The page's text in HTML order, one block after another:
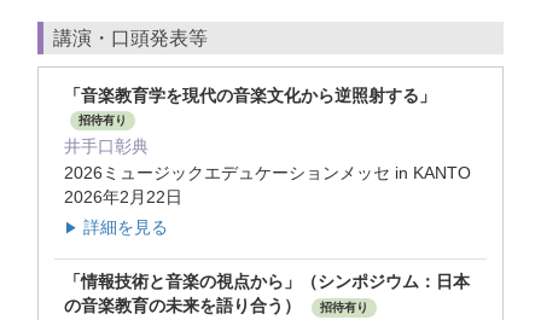
講演・口頭発表等
「音楽教育学を現代の音楽文化から逆照射する」
招待有り
井手口彰典
2026ミュージックエデュケーションメッセ in KANTO
2026年2月22日
▶ 詳細を見る
「情報技術と音楽の視点から」（シンポジウム：日本
の音楽教育の未来を語り合う）
招待有り